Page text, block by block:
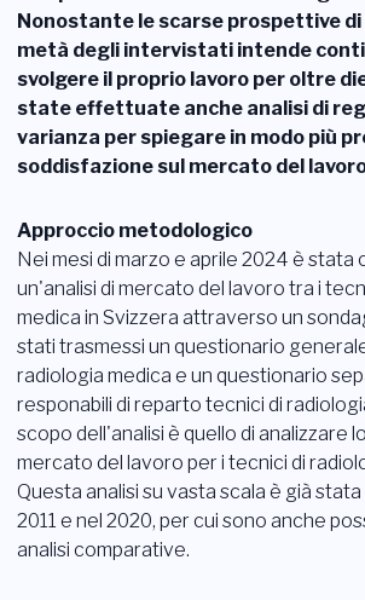
Nonostante le scarse prospettive di
metà degli intervistati intende
svolgere il proprio lavoro per oltre
state effettuate anche analisi di
varianza per spiegare in modo più
soddisfazione sul mercato del
Approccio metodologico
Nei mesi di marzo e aprile 2024 è stata
un'analisi di mercato del lavoro tra i
medica in Svizzera attraverso un
stati trasmessi un questionario
radiologia medica e un questionario
responabili di reparto tecnici di
scopo dell'analisi è quello di analizzare
mercato del lavoro per i tecnici di
Questa analisi su vasta scala è già
2011 e nel 2020, per cui sono anche
analisi comparative.